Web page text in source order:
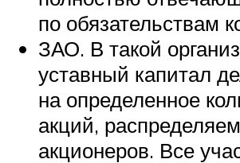
по обязательствам
ЗАО. В такой
уставный капитал
на определенное
акций,
акционеров. Все